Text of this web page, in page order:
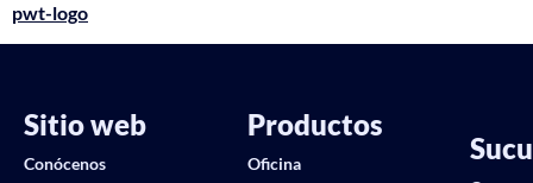
pwt-logo
Sitio web
Conócenos
Productos
Oficina